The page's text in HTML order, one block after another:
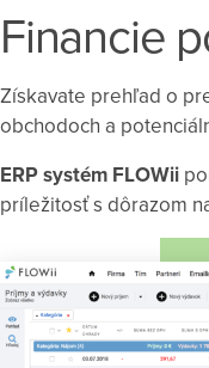
Financie
Získavate prehľad o
obchodoch a
ERP systém FLOWii
príležitosť s dôrazom